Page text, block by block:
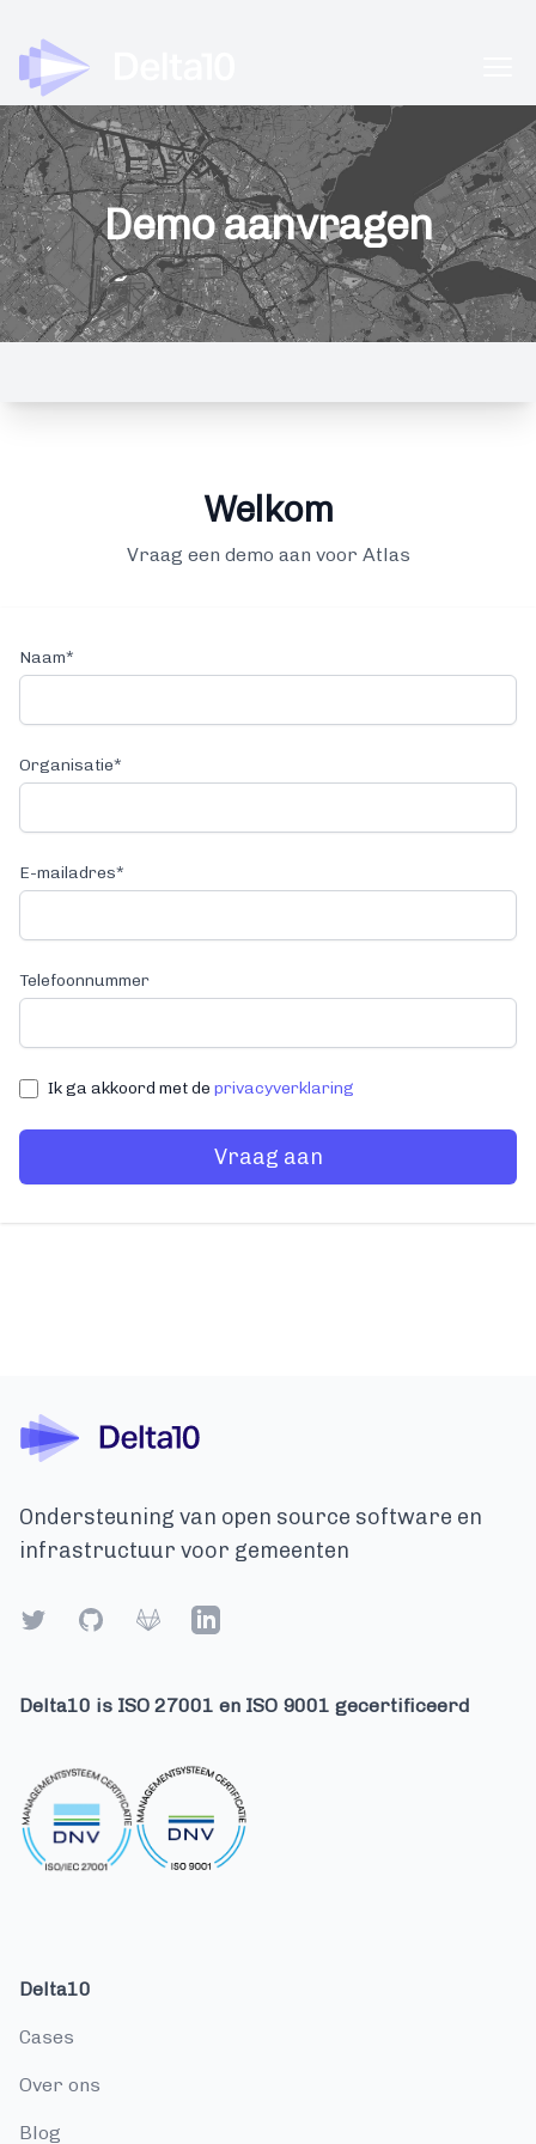
Delta10
Demo aanvragen
Welkom
Vraag een demo aan voor Atlas
Naam*
Organisatie*
E-mailadres*
Telefoonnummer
Ik ga akkoord met de privacyverklaring
Vraag aan
Ondersteuning van open source software en
infrastructuur voor gemeenten
TwitterGitHubGitlab LinkedIn
Delta10 is ISO 27001 en ISO 9001 gecertificeerd
Delta10
cases
over ons
blog